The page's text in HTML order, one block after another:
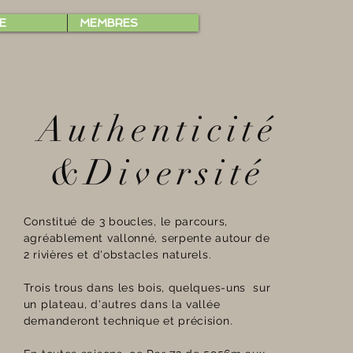
MEMBRES
Authenticité
&Diversité
Constitué de 3 boucles, le parcours,
agréablement vallonné, serpente autour de
2 rivières et d'obstacles naturels.
Trois trous dans les bois, quelques-uns sur
un plateau, d'autres dans la vallée
demanderont technique et précision.